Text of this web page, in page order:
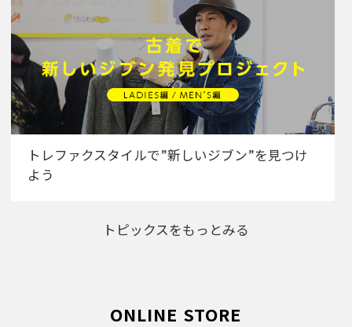
トレファクスタイルで”新しいジブン”を見つけ
よう
トピックスをもっとみる
ONLINE STORE